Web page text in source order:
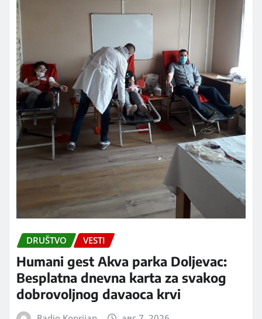
DRUŠTVO VESTI
Humani gest Akva parka Doljevac:
Besplatna dnevna karta za svakog
dobrovoljnog davaoca krvi